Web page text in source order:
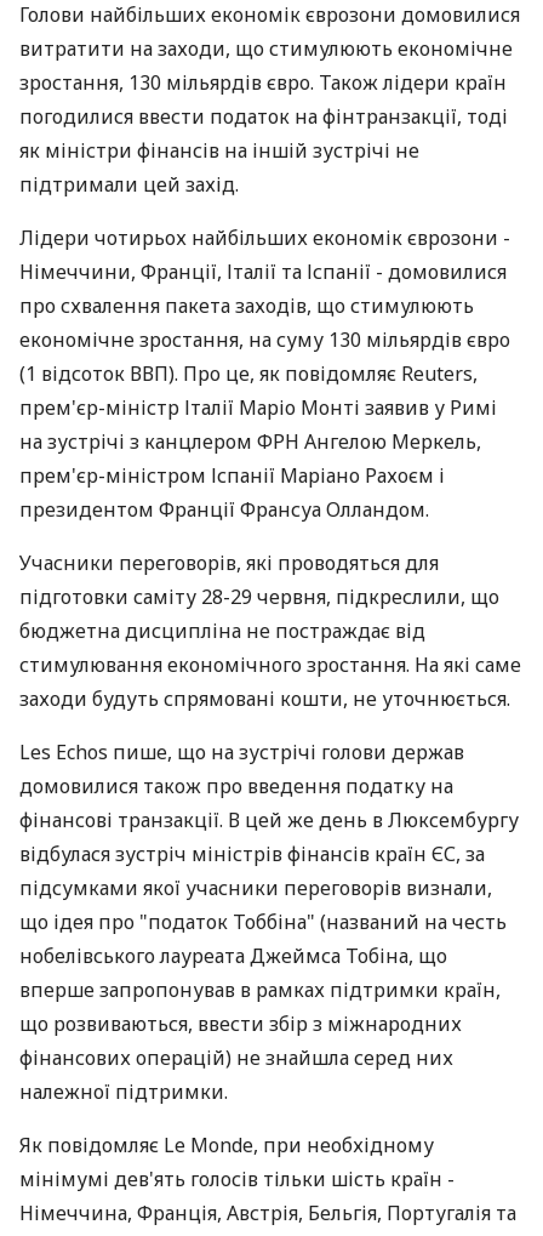
Голови найбільших економік єврозони домовилися
витратити на заходи, що стимулюють економічне
зростання, 130 мільярдів євро. Також лідери країн
погодилися ввести податок на фінтранзакції, тоді
як міністри фінансів на іншій зустрічі не
підтримали цей захід.
Лідери чотирьох найбільших економік єврозони -
Німеччини, Франції, Італії та Іспанії - домовилися
про схвалення пакета заходів, що стимулюють
економічне зростання, на суму 130 мільярдів євро
(1 відсоток ВВП). Про це, як повідомляє Reuters,
прем'єр-міністр Італії Маріо Монті заявив у Римі
на зустрічі з канцлером ФРН Ангелою Меркель,
прем'єр-міністром Іспанії Маріано Рахоєм і
президентом Франції Франсуа Олландом.
Учасники переговорів, які проводяться для
підготовки саміту 28-29 червня, підкреслили, що
бюджетна дисципліна не постраждає від
стимулювання економічного зростання. На які саме
заходи будуть спрямовані кошти, не уточнюється.
Les Echos пише, що на зустрічі голови держав
домовилися також про введення податку на
фінансові транзакції. В цей же день в Люксембургу
відбулася зустріч міністрів фінансів країн ЄС, за
підсумками якої учасники переговорів визнали,
що ідея про "податок Тоббіна" (названий на честь
нобелівського лауреата Джеймса Тобіна, що
вперше запропонував в рамках підтримки країн,
що розвиваються, ввести збір з міжнародних
фінансових операцій) не знайшла серед них
належної підтримки.
Як повідомляє Le Monde, при необхідному
мінімумі дев'ять голосів тільки шість країн -
Німеччина, Франція, Австрія, Бельгія, Португалія та